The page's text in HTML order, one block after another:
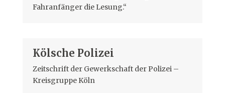
Fahranfänger die Lesung.“
Kölsche Polizei
Zeitschrift der Gewerkschaft der Polizei –
Kreisgruppe Köln